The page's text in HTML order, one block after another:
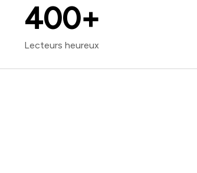
400+
Lecteurs heureux